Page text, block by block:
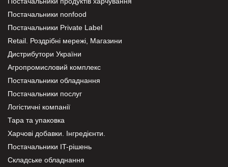
Постачальники nonfood
Постачальники Private Label
Retail. Роздрібні мережі, Магазини
Дистрибутори України
Агропромисловий комплекс
Постачальники обладнання
Постачальники послуг
Логістичні компанії
Тара та упаковка
Харчові добавки. Інгредієнти.
Постачальники IT-рішень
Складське обладнання